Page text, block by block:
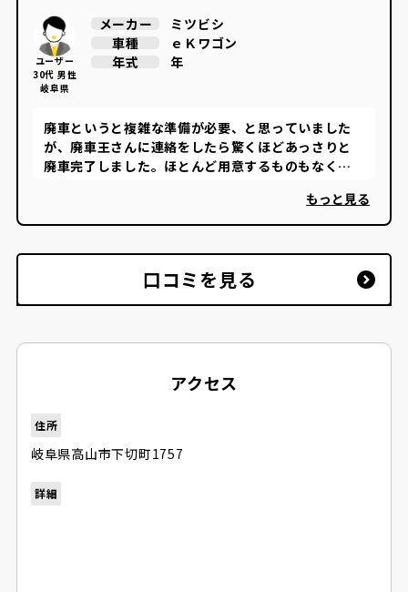
ユーザー
30代 男性
岐阜県
メーカー
ミツビシ
車種
ｅＫワゴン
年式
年
廃車というと複雑な準備が必要、と思っていました
が、廃車王さんに連絡をしたら驚くほどあっさりと
廃車完了しました。ほとんど用意するものもなく、
く乗っていた車でしたが、金額的にも満足です。もっと見る
口コミを見る
アクセス
住所
岐阜県高山市下切町1757
詳細